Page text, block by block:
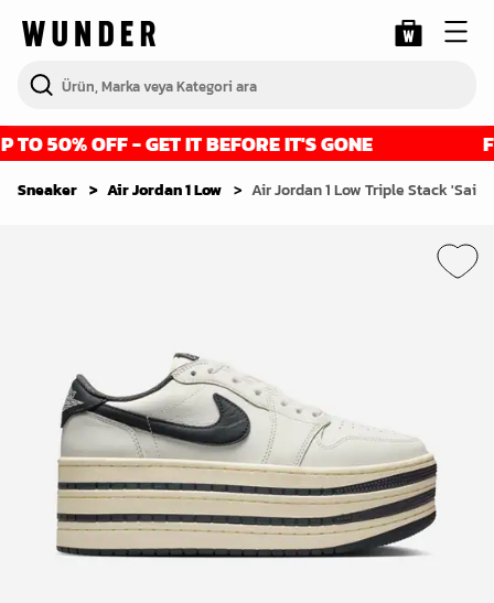
50% OFF - GET IT BEFORE IT'S GONE
Sneaker Air Jordan 1 Low Air Jordan 1 Low Triple Stack 'Sail